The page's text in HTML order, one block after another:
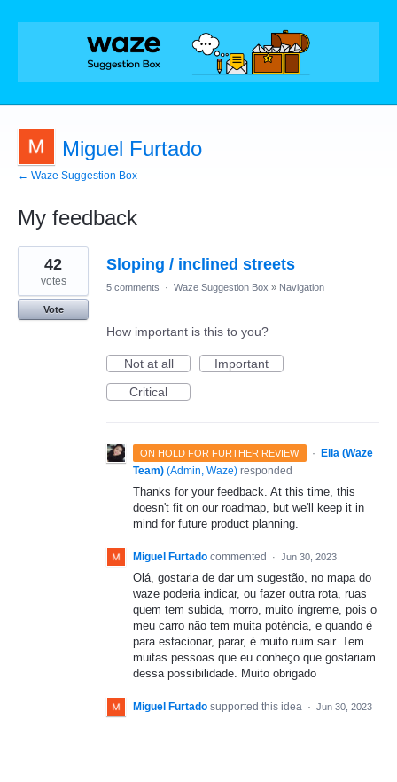
Miguel Furtado
← Waze Suggestion Box
My feedback
1
result
found
Sloping / inclined streets
42
votes
Vote
5 comments · Waze Suggestion Box » Navigation
How important is this to you?
Not at all
Important
Critical
ON HOLD FOR FURTHER REVIEW ·
Ella (Waze
Team) (Admin, Waze) responded
Thanks for your feedback. At this time, this
doesn't fit on our roadmap, but we'll keep it in
mind for future product planning.
Miguel Furtado commented · Jun 30, 2023
Olá, gostaria de dar um sugestão, no mapa do
waze poderia indicar, ou fazer outra rota, ruas
quem tem subida, morro, muito íngreme, pois o
meu carro não tem muita potência, e quando é
para estacionar, parar, é muito ruim sair. Tem
muitas pessoas que eu conheço que gostariam
dessa possibilidade. Muito obrigado
Miguel Furtado supported this idea · Jun 30, 2023